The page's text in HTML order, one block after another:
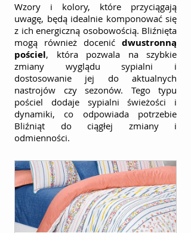
Wzory i kolory, które przyciągają
uwagę, będą idealnie komponować się
z ich energiczną osobowością. Bliźnięta
mogą również docenić dwustronną
pościel, która pozwala na szybkie
zmiany wyglądu sypialni i
dostosowanie jej do aktualnych
nastrojów czy sezonów. Tego typu
pościel dodaje sypialni świeżości i
dynamiki, co odpowiada potrzebie
Bliźniąt do ciągłej zmiany i
odmienności.